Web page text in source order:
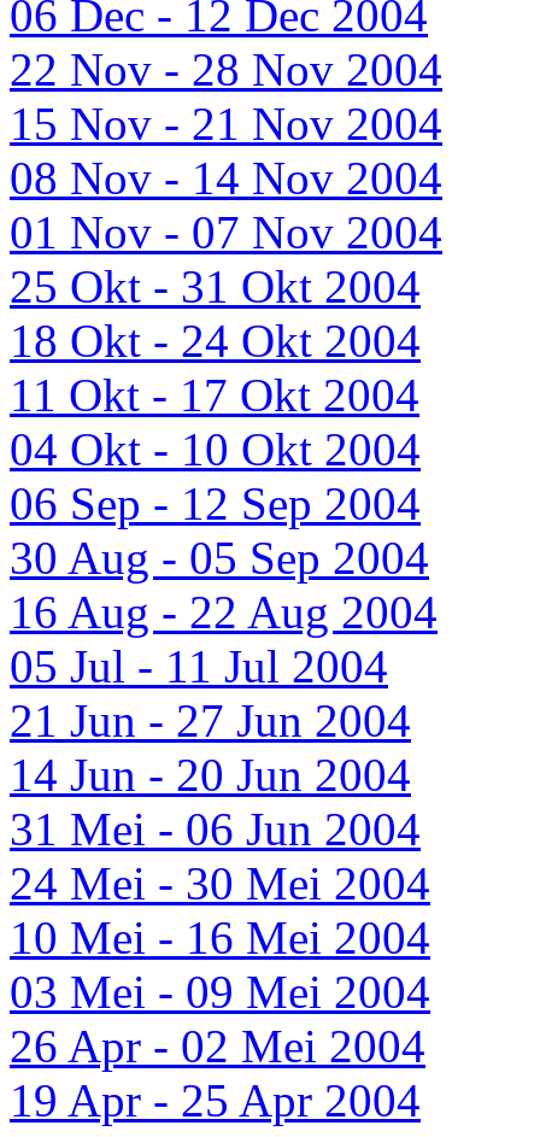
06 Dec - 12 Dec 2004
22 Nov - 28 Nov 2004
15 Nov - 21 Nov 2004
08 Nov - 14 Nov 2004
01 Nov - 07 Nov 2004
25 Okt - 31 Okt 2004
18 Okt - 24 Okt 2004
11 Okt - 17 Okt 2004
04 Okt - 10 Okt 2004
06 Sep - 12 Sep 2004
30 Aug - 05 Sep 2004
16 Aug - 22 Aug 2004
05 Jul - 11 Jul 2004
21 Jun - 27 Jun 2004
14 Jun - 20 Jun 2004
31 Mei - 06 Jun 2004
24 Mei - 30 Mei 2004
10 Mei - 16 Mei 2004
03 Mei - 09 Mei 2004
26 Apr - 02 Mei 2004
19 Apr - 25 Apr 2004